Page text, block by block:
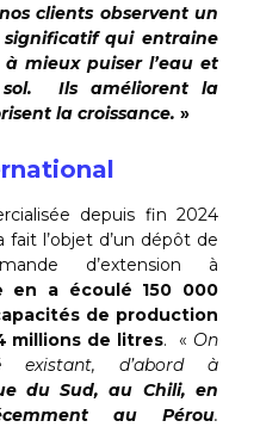
clients observent un
qui entraine
mieux puiser l’eau et
sol. Ils améliorent la
la croissance. »
depuis fin 2024
l’objet d’un dépôt de
d’extension à
en a écoulé 150 000
de production
millions de litres. « On
d’abord à
du Sud, au Chili, en
au Pérou.